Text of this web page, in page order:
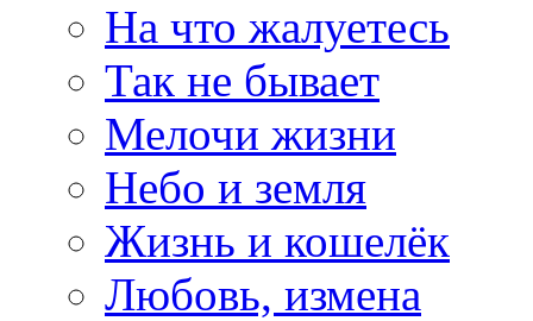
На что жалуетесь
Так не бывает
Мелочи жизни
Небо и земля
Жизнь и кошелёк
Любовь, измена